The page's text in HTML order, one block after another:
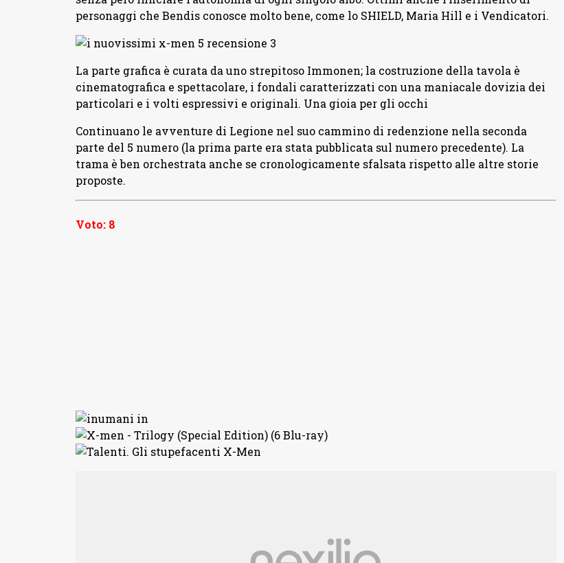
personaggi che Bendis conosce molto bene, come lo SHIELD, Maria Hill e i Vendicatori.
La parte grafica è curata da uno strepitoso Immonen; la costruzione della tavola è
cinematografica e spettacolare, i fondali caratterizzati con una maniacale dovizia dei
particolari e i volti espressivi e originali. Una gioia per gli occhi
Continuano le avventure di Legione nel suo cammino di redenzione nella seconda
parte del 5 numero (la prima parte era stata pubblicata sul numero precedente). La
trama è ben orchestrata anche se cronologicamente sfalsata rispetto alle altre storie
proposte.
Voto: 8